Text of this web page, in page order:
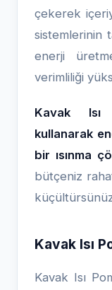
çekerek
sistemlerinin
enerji
verimliliği
Kavak Isı
kullanarak
bir ısınma
bütçeniz
Kavak Isı
Kavak Isı